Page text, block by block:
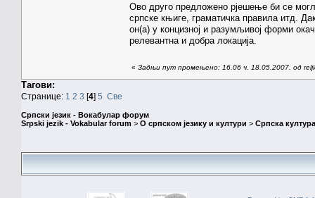
Ово друго предложено рјешење би се
српске књиге, граматичка правила итд.
он(а) у концизној и разумљивој форми
релевантна и добра локација.
« Задњи пут промењено: 16.06 ч. 18.05.2007. од
Тагови:
Странице: 1 2 3 [4] 5 Све
Српски језик - Вокабулар форум
Srpski jezik - Vokabular forum > О српском језику и култури > Српска